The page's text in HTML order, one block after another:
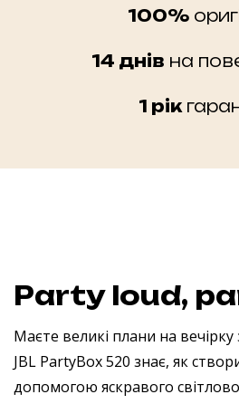
100%
14 днів на
1 рік
Party loud,
Маєте великі плани на
JBL PartyBox 520 знає, як
допомогою яскравого